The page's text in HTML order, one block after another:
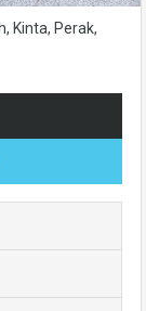
Kinta, Perak,